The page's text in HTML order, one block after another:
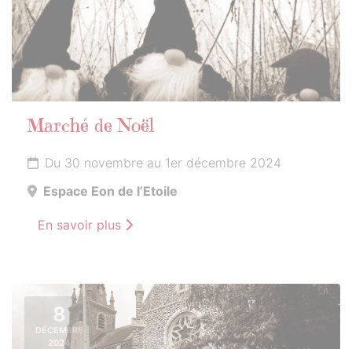
Marché de Noël
Du 30 novembre au 1er décembre 2024
Espace Eon de l’Etoile
En savoir plus
8
DÉCEMBRE
2024